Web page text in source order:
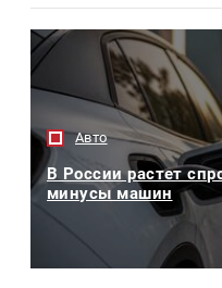
Авто
В России растет
минусы машин